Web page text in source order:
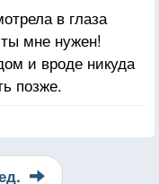
в глаза
мне нужен!
и вроде никуда
позже.